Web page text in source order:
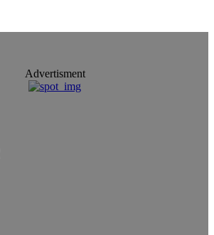
Advertisment